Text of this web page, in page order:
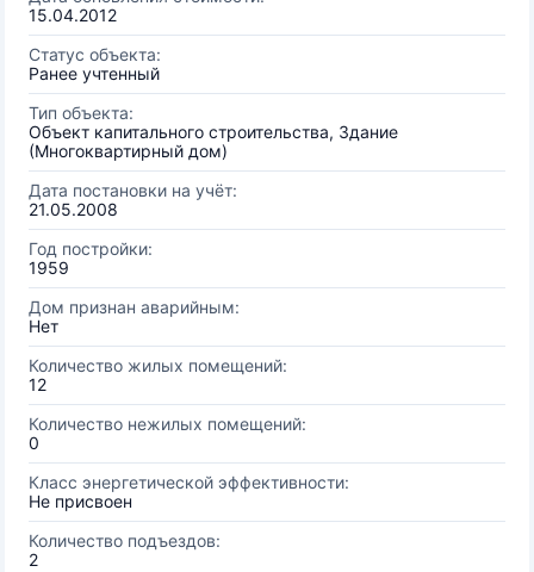
15.04.2012
Статус объекта:
Ранее учтенный
Тип объекта:
Объект капитального строительства, Здание
(Многоквартирный дом)
Дата постановки на учёт:
21.05.2008
Год постройки:
1959
Дом признан аварийным:
Нет
Количество жилых помещений:
12
Количество нежилых помещений:
0
Класс энергетической эффективности:
Не присвоен
Количество подъездов:
2